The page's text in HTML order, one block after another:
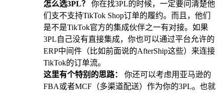
怎么选3PL？
你在找3PL的时候，一定要问清楚他
们支不支持TikTok Shop订单的履约。而且，他们
是不是TikTok官方的集成伙伴之一有对接。如果
3PL自己没有直接集成，你也可以通过平台允许的
ERP中间件（比如前面说的AfterShip这些）来连接
TikTok的订单流。
这里有个特别的思路：
你还可以考虑用亚马逊的
FBA或者MCF（多渠道配送）作为你的3PL。也就